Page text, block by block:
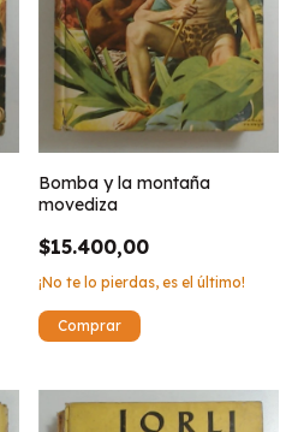
Bomba y la montaña
movediza
$15.400,00
¡No te lo pierdas, es el último!